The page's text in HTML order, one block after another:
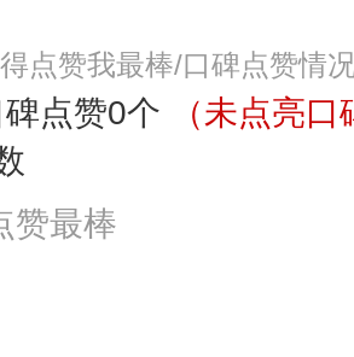
点赞我最棒/口碑点赞情
点赞0个
（未点亮
赞最棒